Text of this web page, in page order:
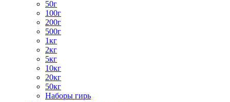
50г
100г
200г
500г
1кг
2кг
5кг
10кг
20кг
50кг
Наборы гирь